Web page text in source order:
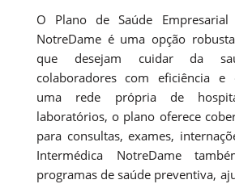
O Plano de Saúde Empresarial
NotreDame é uma opção
que desejam cuidar da
colaboradores com eficiência e
uma rede própria de
laboratórios, o plano oferece
para consultas, exames,
Intermédica NotreDame
programas de saúde preventiva,